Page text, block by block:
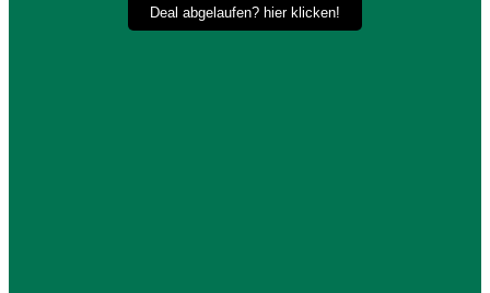
Deal abgelaufen? hier klicken!